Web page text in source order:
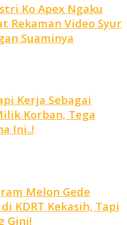
Ko Apex Ngaku
Rekaman Video Syur
Suaminya
Kerja Sebagai
Korban, Tega
Ini..!
Melon Gede
KDRT Kekasih, Tapi
Gini!